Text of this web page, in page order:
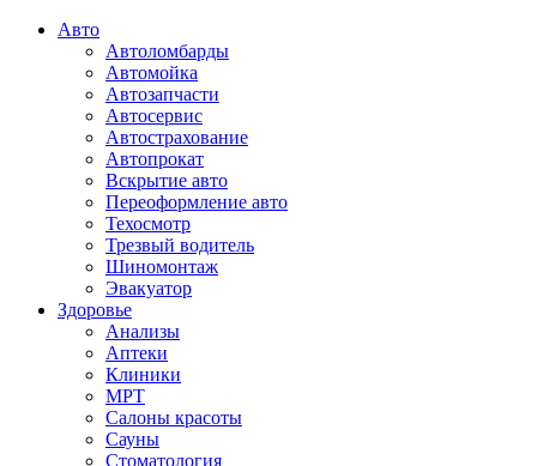
Авто
Автоломбарды
Автомойка
Автозапчасти
Автосервис
Автострахование
Автопрокат
Вскрытие авто
Переоформление авто
Техосмотр
Трезвый водитель
Шиномонтаж
Эвакуатор
Здоровье
Анализы
Аптеки
Клиники
МРТ
Салоны красоты
Сауны
Стоматология